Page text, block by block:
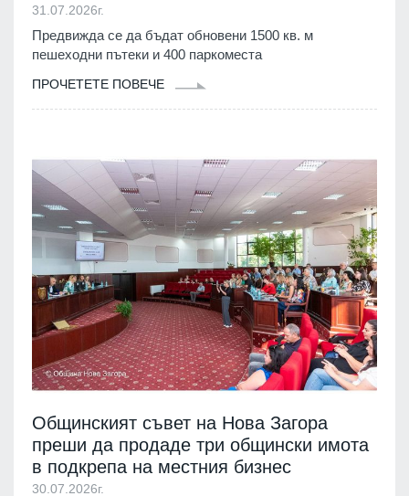
31.07.2026г.
Предвижда се да бъдат обновени 1500 кв. м
пешеходни пътеки и 400 паркоместа
ПРОЧЕТЕТЕ ПОВЕЧЕ
Общинският съвет на Нова Загора
преши да продаде три общински имота
в подкрепа на местния бизнес
30.07.2026г.